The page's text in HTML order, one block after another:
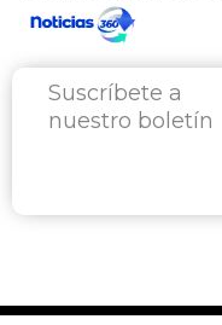
Suscríbete a
nuestro boletín